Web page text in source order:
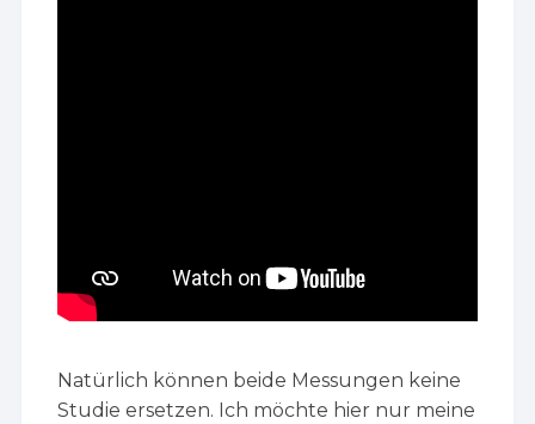
Natürlich können beide Messungen keine
Studie ersetzen. Ich möchte hier nur meine